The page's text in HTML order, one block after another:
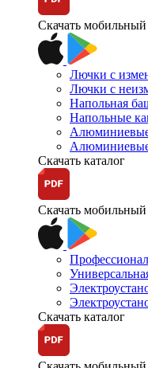
Скачать мобильный
Лючки с
Лючки с
Напольная
Напольные
Алюминиевые
Скачать каталог
Скачать мобильный
Скачать каталог